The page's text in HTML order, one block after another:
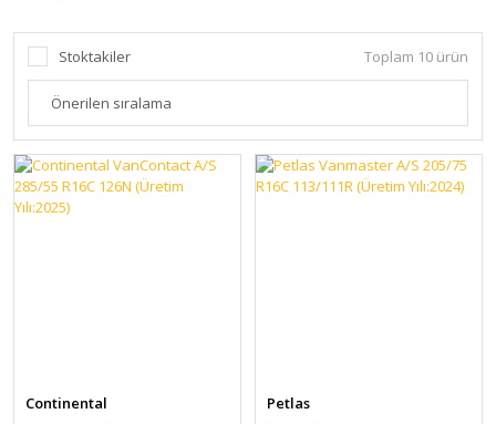
Stoktakiler Toplam 10 ürün
Continental
Petlas